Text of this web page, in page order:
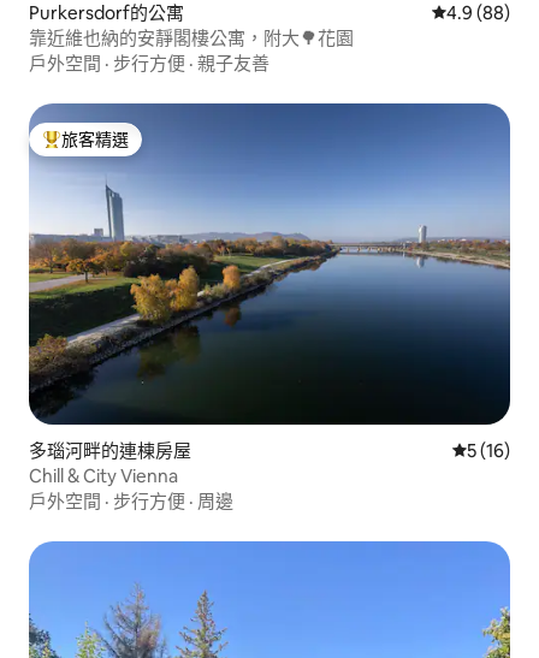
Purkersdorf的公寓 從 88 則評價
4.9 (88)
靠近維也納的安靜閣樓公寓，附大🌳花園
戶外空間 · 步行方便 · 親子友善
旅客精選榜首
旅客精選
多瑙河畔的連棟房屋 從 16 則
5 (16)
Chill & City Vienna
戶外空間 · 步行方便 · 周邊